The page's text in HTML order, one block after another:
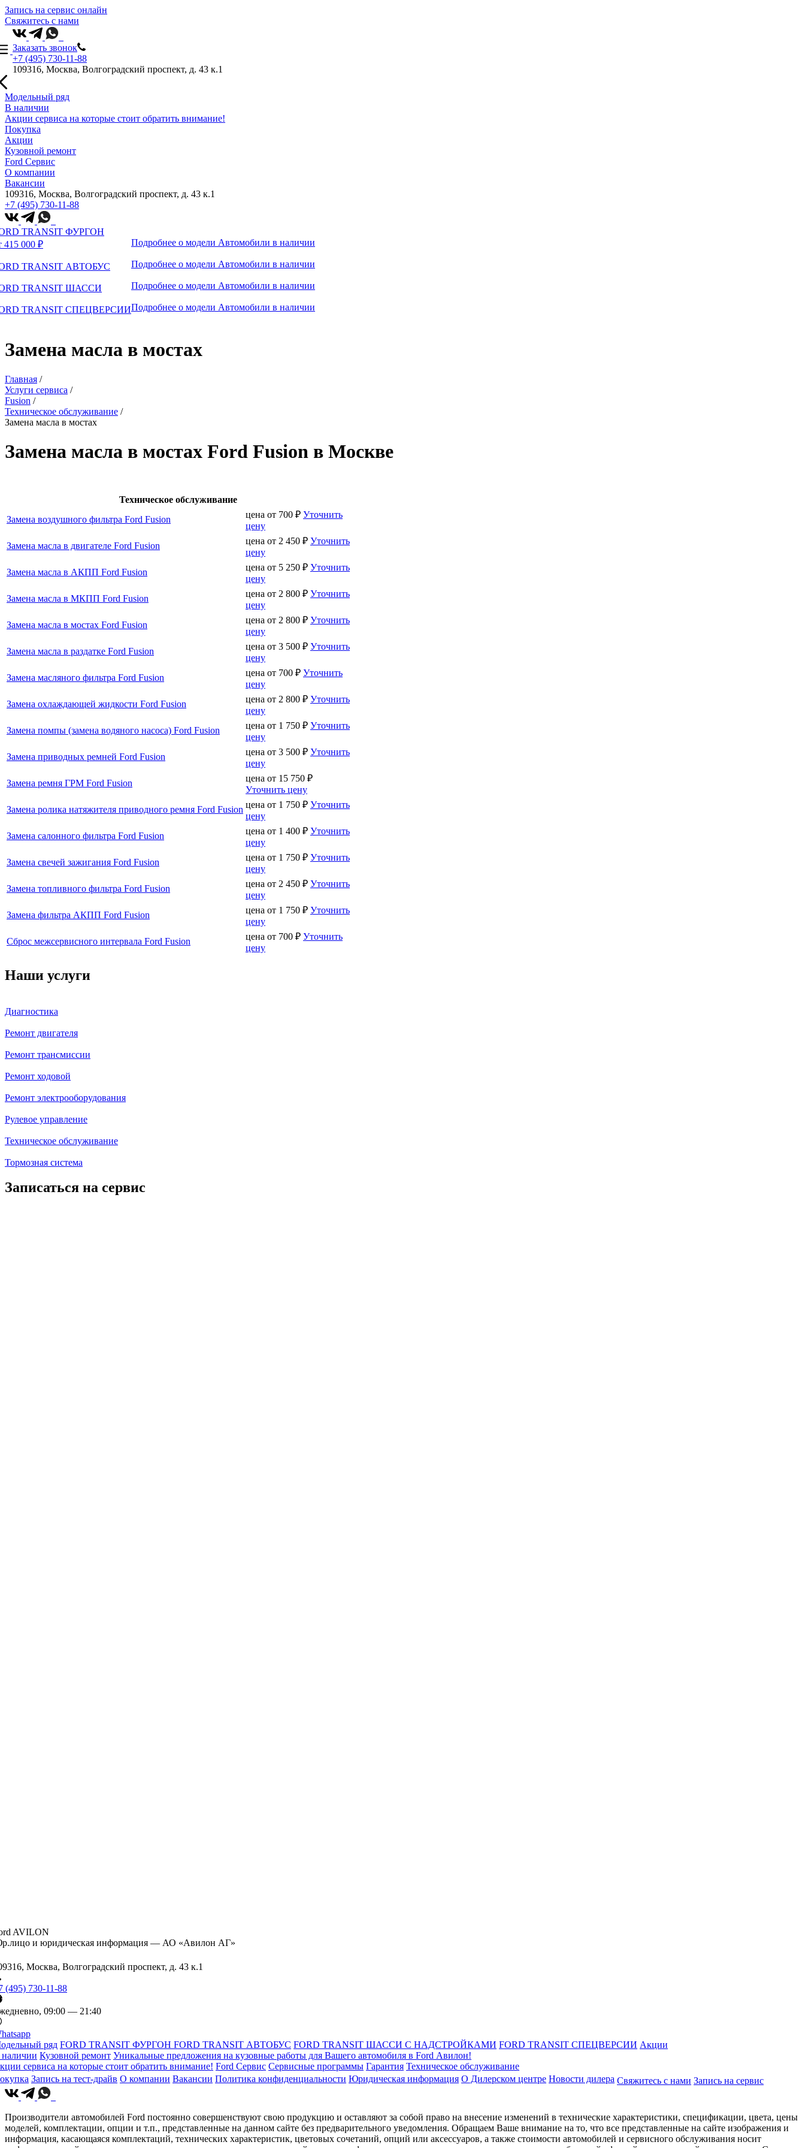
Запись на сервис онлайн
Свяжитесь с нами
Заказать звонок
+7 (495) 730-11-88
109316, Москва, Волгоградский проспект, д. 43 к.1
Модельный ряд
В наличии
Акции сервиса на которые стоит обратить внимание!
Покупка
Акции
Кузовной ремонт
Ford Сервис
О компании
Вакансии
109316, Москва, Волгоградский проспект, д. 43 к.1
+7 (495) 730-11-88
TRANSIT ФУРГОН
415 000 ₽
TRANSIT АВТОБУС
TRANSIT ШАССИ
TRANSIT СПЕЦВЕРСИИ
Подробнее о модели Автомобили в наличии
Подробнее о модели Автомобили в наличии
Подробнее о модели Автомобили в наличии
Подробнее о модели Автомобили в наличии
Замена масла в мостах
Главная /
Услуги сервиса /
Fusion /
Техническое обслуживание /
Замена масла в мостах
Замена масла в мостах Ford Fusion в Москве
Техническое обслуживание
Замена воздушного фильтра Ford Fusion
цена от 700 ₽ Уточнить
цену
Замена масла в двигателе Ford Fusion
цена от 2 450 ₽ Уточнить
цену
Замена масла в АКПП Ford Fusion
цена от 5 250 ₽ Уточнить
цену
Замена масла в МКПП Ford Fusion
цена от 2 800 ₽ Уточнить
цену
Замена масла в мостах Ford Fusion
цена от 2 800 ₽ Уточнить
цену
Замена масла в раздатке Ford Fusion
цена от 3 500 ₽ Уточнить
цену
Замена масляного фильтра Ford Fusion
цена от 700 ₽ Уточнить
цену
Замена охлаждающей жидкости Ford Fusion
цена от 2 800 ₽ Уточнить
цену
Замена помпы (замена водяного насоса) Ford Fusion
цена от 1 750 ₽ Уточнить
цену
Замена приводных ремней Ford Fusion
цена от 3 500 ₽ Уточнить
цену
Замена ремня ГРМ Ford Fusion
цена от 15 750 ₽
Уточнить цену
Замена ролика натяжителя приводного ремня Ford Fusion цена от 1 750 ₽ Уточнить
цену
Замена салонного фильтра Ford Fusion
цена от 1 400 ₽ Уточнить
цену
Замена свечей зажигания Ford Fusion
цена от 1 750 ₽ Уточнить
цену
Замена топливного фильтра Ford Fusion
цена от 2 450 ₽ Уточнить
цену
Замена фильтра АКПП Ford Fusion
цена от 1 750 ₽ Уточнить
цену
Сброс межсервисного интервала Ford Fusion
цена от 700 ₽ Уточнить
цену
Наши услуги
Диагностика
Ремонт двигателя
Ремонт трансмиссии
Ремонт ходовой
Ремонт электрооборудования
Рулевое управление
Техническое обслуживание
Тормозная система
Записаться на сервис
AVILON
и юридическая информация — АО «Авилон АГ»
Москва, Волгоградский проспект, д. 43 к.1
(495) 730-11-88
09:00 — 21:40
ряд FORD TRANSIT ФУРГОН FORD TRANSIT АВТОБУС FORD TRANSIT ШАССИ С НАДСТРОЙКАМИ FORD TRANSIT СПЕЦВЕРСИИ Акции
Кузовной ремонт Уникальные предложения на кузовные работы для Вашего автомобиля в Ford Авилон!
сервиса на которые стоит обратить внимание! Ford Сервис Сервисные программы Гарантия Техническое обслуживание
Запись на тест-драйв О компании Вакансии Политика конфиденциальности Юридическая информация О Дилерском центре Новости дилера Свяжитесь с нами Запись на сервис
Производители автомобилей Ford постоянно совершенствуют свою продукцию и оставляют за собой право на внесение изменений в технические характеристики, спецификации, цвета, цены
моделей, комплектации, опции и т.п., представленные на данном сайте без предварительного уведомления. Обращаем Ваше внимание на то, что все представленные на сайте изображения и
информация, касающаяся комплектаций, технических характеристик, цветовых сочетаний, опций или аксессуаров, а также стоимости автомобилей и сервисного обслуживания носит